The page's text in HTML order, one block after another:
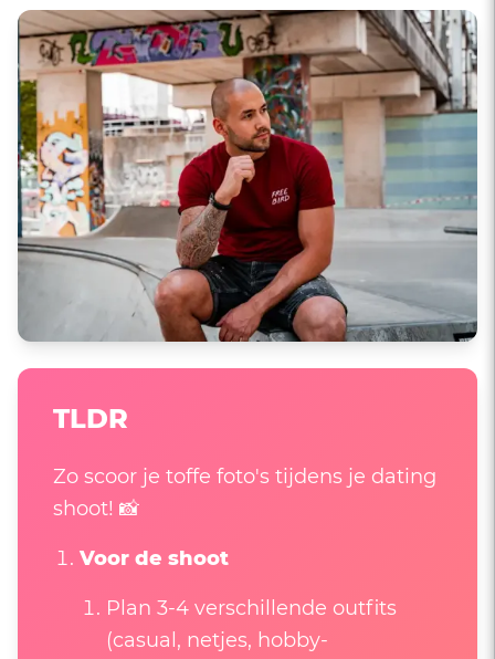
TLDR
Zo scoor je toffe foto's tijdens je dating
shoot! 📸
Voor de shoot
Plan 3-4 verschillende outfits
(casual, netjes, hobby-